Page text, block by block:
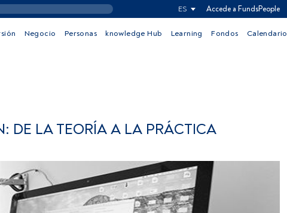
ES Accede a FundsPeople
Negocio Personas knowledge Hub Learning Fondos Calendario
DE LA TEORÍA A LA PRÁCTICA